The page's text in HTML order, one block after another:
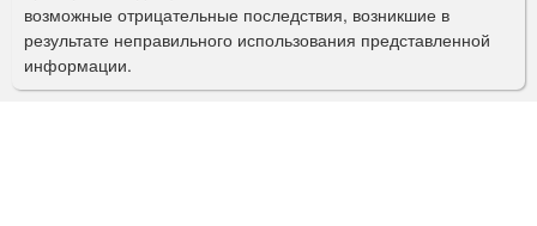
с
к
возможные отрицательные последствия, возникшие в
результате неправильного использования представленной
информации.